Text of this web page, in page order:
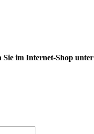
im Internet-Shop unter